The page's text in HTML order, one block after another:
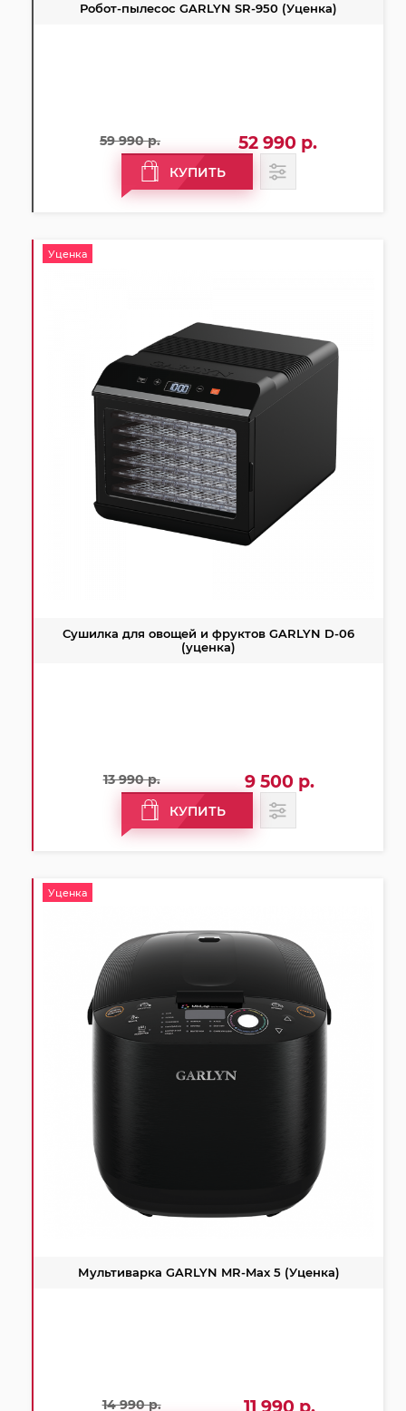
Робот-пылесос GARLYN SR-950 (Уценка)
59 990 р. 52 990 р.
КУПИТЬ
Уценка
Сушилка для овощей и фруктов GARLYN D-06
(уценка)
13 990 р. 9 500 р.
КУПИТЬ
Уценка
Мультиварка GARLYN MR-Max 5 (Уценка)
14 990 р.